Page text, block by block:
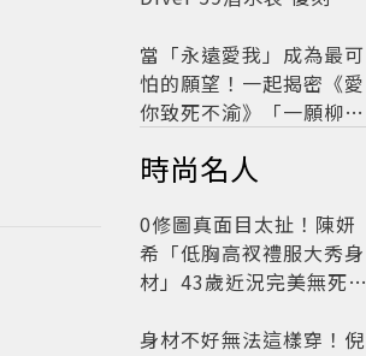
當「永遠愛我」成為最可
怕的願望！一起揭密《愛
你致死不渝》「一願柳」
路
時尚名人
0修圖真面目太扯！陳妍
希「低胸高衩禮服大秀身
材」43歲近況完美無死角
身材不好無法這樣穿！倪